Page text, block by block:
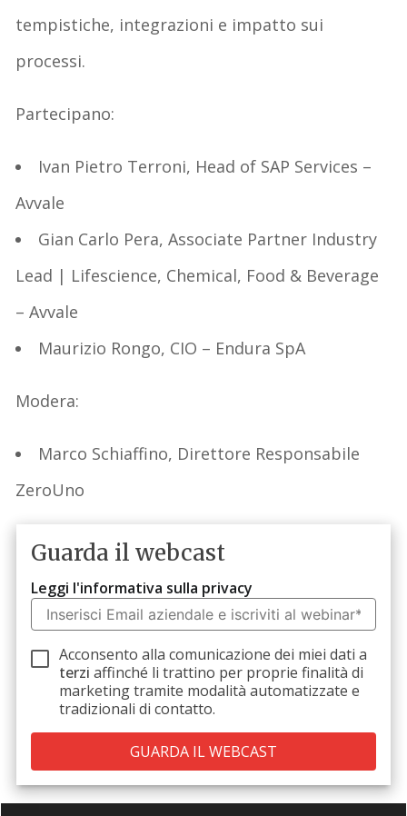
tempistiche, integrazioni e impatto sui
processi.
Partecipano:
Ivan Pietro Terroni, Head of SAP Services –
Avvale
Gian Carlo Pera, Associate Partner Industry
Lead | Lifescience, Chemical, Food & Beverage
– Avvale
Maurizio Rongo, CIO – Endura SpA
Modera:
Marco Schiaffino, Direttore Responsabile
ZeroUno
Guarda il webcast
Leggi l'informativa sulla privacy
Acconsento alla comunicazione dei miei dati a
terzi affinché li trattino per proprie finalità di
marketing tramite modalità automatizzate e
tradizionali di contatto.